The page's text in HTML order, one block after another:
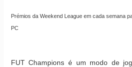
Prémios da Weekend League em cada semana
PC
FUT Champions é um modo de